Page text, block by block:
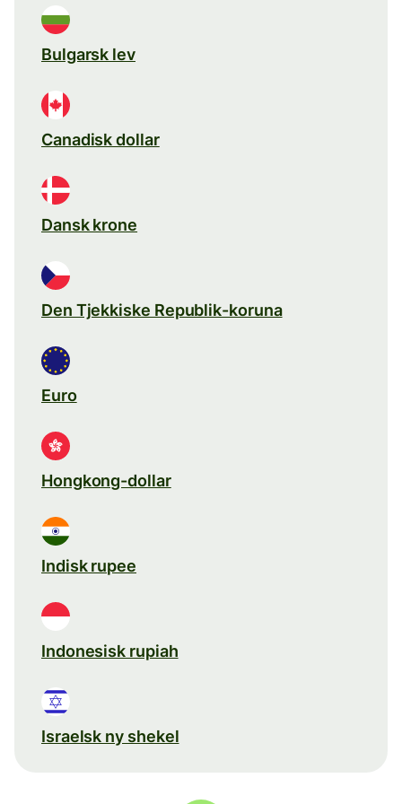
Bulgarsk lev
Canadisk dollar
Dansk krone
Den Tjekkiske Republik-koruna
Euro
Hongkong-dollar
Indisk rupee
Indonesisk rupiah
Israelsk ny shekel